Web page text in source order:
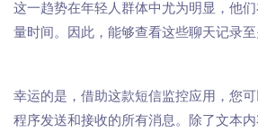
这一趋势在年轻人群体中尤为明显，他
量时间。因此，能够查看这些聊天记录至
幸运的是，借助这款短信监控应用，您
程序发送和接收的所有消息。除了文本